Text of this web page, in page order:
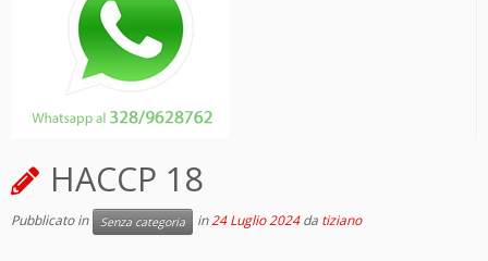
HACCP 18
Pubblicato in Senza categoria in24 Luglio 2024 da tiziano